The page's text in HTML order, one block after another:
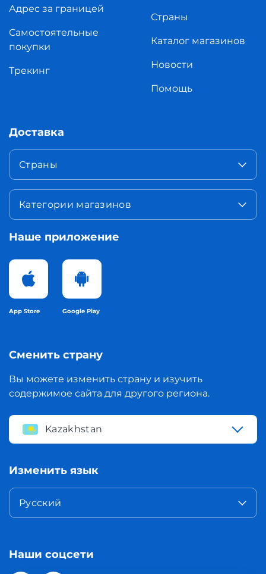
Адрес за границей
Самостоятельные
покупки
Трекинг
Страны
Каталог магазинов
Новости
Помощь
Доставка
Страны
Категории магазинов
Наше приложение
App Store Google Play
Сменить страну
Вы можете изменить страну и изучить
содержимое сайта для другого региона.
Kazakhstan
Изменить язык
Русский
Наши соцсети